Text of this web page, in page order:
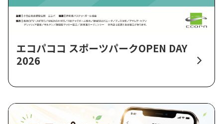
エコパココ スポーツパークOPEN DAY
2026